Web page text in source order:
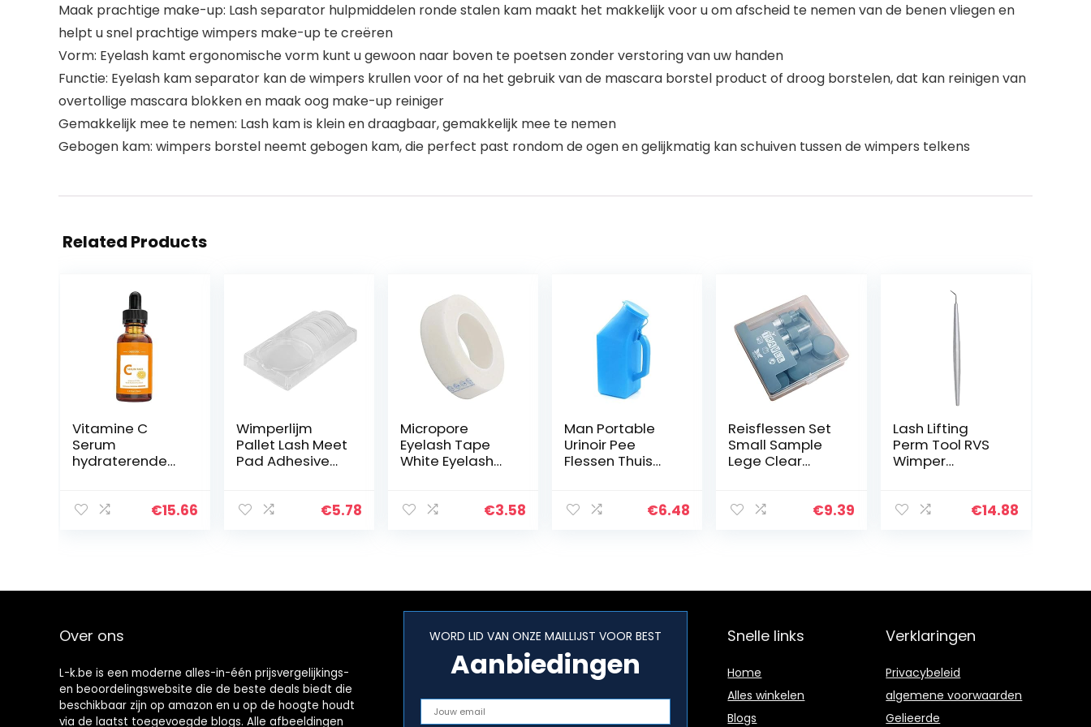
Maak prachtige make-up: Lash separator hulpmiddelen ronde stalen kam maakt het makkelijk voor u om afscheid te nemen van de benen vliegen en
helpt u snel prachtige wimpers make-up te creëren
Vorm: Eyelash kamt ergonomische vorm kunt u gewoon naar boven te poetsen zonder verstoring van uw handen
Functie: Eyelash kam separator kan de wimpers krullen voor of na het gebruik van de mascara borstel product of droog borstelen, dat kan reinigen van
overtollige mascara blokken en maak oog make-up reiniger
Gemakkelijk mee te nemen: Lash kam is klein en draagbaar, gemakkelijk mee te nemen
Gebogen kam: wimpers borstel neemt gebogen kam, die perfect past rondom de ogen en gelijkmatig kan schuiven tussen de wimpers telkens
Related Products
Vitamine C
Serum
hydraterende
Helder Huid
€15.66
Wimperlijm
Pallet Lash Meet
Pad Adhesive
Extension Tool,
€5.78
Micropore
Eyelash Tape
White Eyelash
Eyelash
voor…
€3.58
Man Portable
Urinoir Pee
Flessen Thuis
met Deksel voor
€6.48
Reisflessen Set
Small Sample
Lege Clear
Deksel
€9.39
Lash Lifting
Perm Tool RVS
Wimper
Extension
om…
€14.88
Over ons
L-k.be is een moderne alles-in-één prijsvergelijkings-
en beoordelingswebsite die de beste deals biedt die
beschikbaar zijn op amazon en u op de hoogte houdt
via de laatst toegevoegde blogs. Alle afbeeldingen
WORD LID VAN ONZE MAILLIJST VOOR BEST
Aanbiedingen
Snelle links
Home
Alles winkelen
Blogs
Verklaringen
Privacybeleid
algemene voorwaarden
Gelieerde